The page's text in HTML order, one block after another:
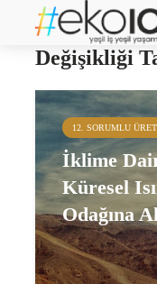
Birleşmiş
Değişikliği
12. SORUMLU
İklime
Küresel
Odağına